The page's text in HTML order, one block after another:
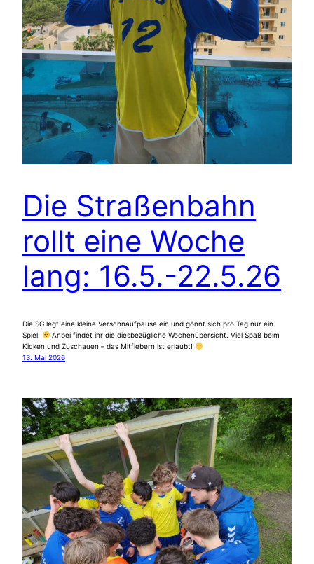
Die Straßenbahn
rollt eine Woche
lang: 16.5.-22.5.26
Die SG legt eine kleine Verschnaufpause ein und gönnt sich pro Tag nur ein
Spiel.
Anbei findet ihr die diesbezügliche Wochenübersicht. Viel Spaß beim
Kicken und Zuschauen – das Mitfiebern ist erlaubt!
13. Mai 2026